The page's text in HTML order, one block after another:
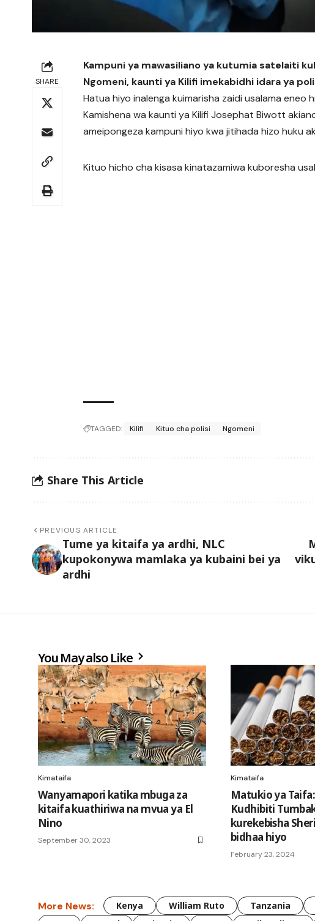
SHARE
Kampuni ya mawasiliano ya kutumia satelaiti
Ngomeni, kaunti ya Kilifi imekabidhi idara ya
Hatua hiyo inalenga kuimarisha zaidi usalama eneo
Kamishena wa kaunti ya Kilifi Josephat Biwott
ameipongeza kampuni hiyo kwa jitihada hizo huku
Kituo hicho cha kisasa kinatazamiwa kuboresha
TAGGED: Kilifi Kituo cha polisi Ngomeni
Share This Article
PREVIOUS ARTICLE
Tume ya kitaifa ya ardhi, NLC
kupokonywa mamlaka ya kubaini bei ya
ardhi
You May also Like
Kimataifa
Wanyamapori katika mbuga za
kitaifa kuathiriwa na mvua ya El
Nino
September 30, 2023
Kimataifa
Matukio ya
Kudhibiti
kurekebisha
bidhaa hiyo
February 23, 2024
More News: Kenya William Ruto Tanzania